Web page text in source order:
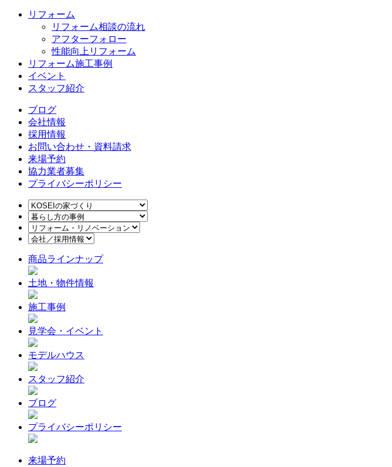
リフォーム
リフォーム相談の流れ
アフターフォロー
性能向上リフォーム
リフォーム施工事例
イベント
スタッフ紹介
ブログ
会社情報
採用情報
お問い合わせ・資料請求
来場予約
協力業者募集
プライバシーポリシー
商品ラインナップ
土地・物件情報
施工事例
見学会・イベント
モデルハウス
スタッフ紹介
ブログ
プライバシーポリシー
来場予約